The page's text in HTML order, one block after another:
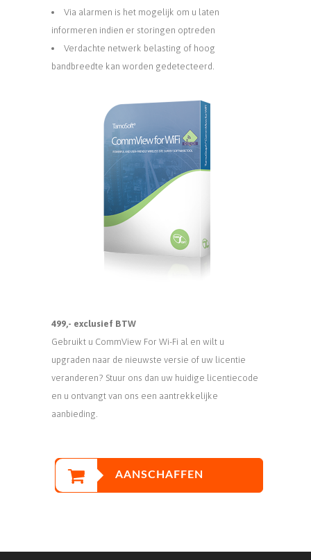
Via alarmen is het mogelijk om u laten
informeren indien er storingen optreden
Verdachte netwerk belasting of hoog
bandbreedte kan worden gedetecteerd.
499,- exclusief BTW
Gebruikt u CommView For Wi-Fi al en wilt u
upgraden naar de nieuwste versie of uw licentie
veranderen? Stuur ons dan uw huidige licentiecode
en u ontvangt van ons een aantrekkelijke
aanbieding.
AANSCHAFFEN